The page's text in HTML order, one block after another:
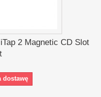
2 Magnetic CD Slot
dostawę